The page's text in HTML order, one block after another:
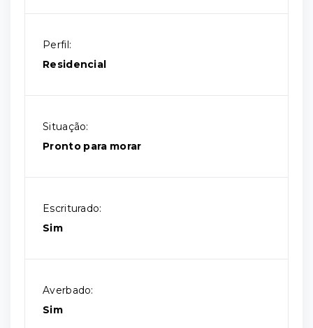
Perfil:
Residencial
Situação:
Pronto para morar
Escriturado:
Sim
Averbado:
Sim